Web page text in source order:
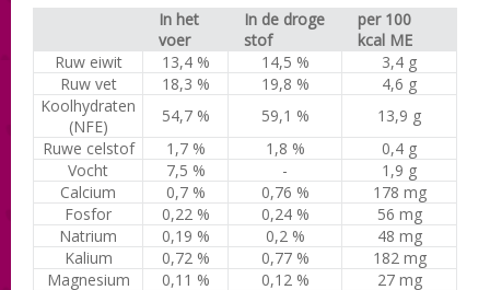
In het
voer
In de droge
stof
per 100
kcal ME
Ruw eiwit
13,4 % 14,5 %
3,4 g
Ruw vet
18,3 % 19,8 %
4,6 g
Koolhydraten
(NFE)
54,7 % 59,1 %
13,9 g
Ruwe celstof
1,7 % 1,8 %
0,4 g
Vocht
7,5 % -
1,9 g
Calcium
0,7 % 0,76 %
178 mg
Fosfor
0,22 % 0,24 %
56 mg
Natrium
0,19 % 0,2 %
48 mg
Kalium
0,72 % 0,77 %
182 mg
Magnesium
0,11 % 0,12 %
27 mg